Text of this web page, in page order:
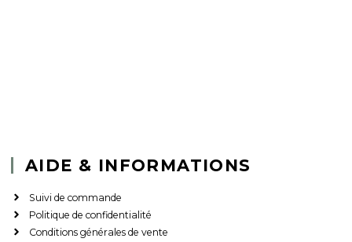
AIDE & INFORMATIONS
Suivi de commande
Politique de confidentialité
Conditions générales de vente